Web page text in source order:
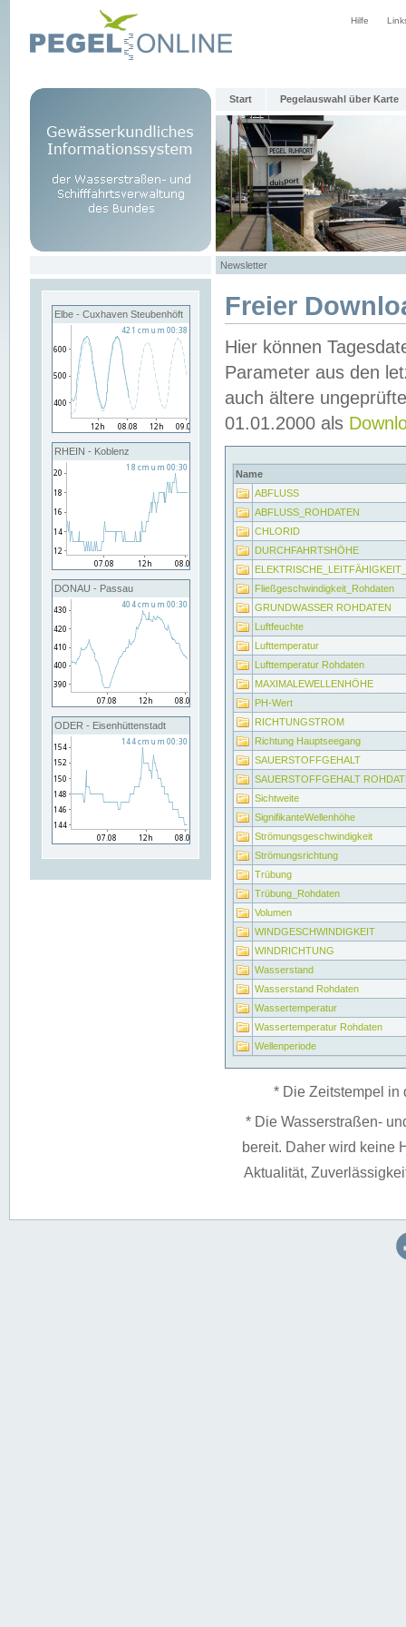
Hilfe
Start Pegelauswahl über Karte
Newsletter
Elbe - Cuxhaven Steubenhöft
RHEIN - Koblenz
DONAU - Passau
ODER - Eisenhüttenstadt
Freier
Hier können
Parameter aus den
auch ältere
01.01.2000 als
Name
ABFLUSS
ABFLUSS_ROHDATEN
CHLORID
DURCHFAHRTSHÖHE
Fließgeschwindigkeit_Rohdaten
GRUNDWASSER ROHDATEN
Luftfeuchte
Lufttemperatur
Lufttemperatur Rohdaten
MAXIMALEWELLENHÖHE
PH-Wert
RICHTUNGSTROM
Richtung Hauptseegang
SAUERSTOFFGEHALT
SAUERSTOFFGEHALT
Sichtweite
SignifikanteWellenhöhe
Strömungsgeschwindigkeit
Strömungsrichtung
Trübung
Trübung_Rohdaten
Volumen
WINDGESCHWINDIGKEIT
WINDRICHTUNG
Wasserstand
Wasserstand Rohdaten
Wassertemperatur
Wassertemperatur Rohdaten
Wellenperiode
* Die Zeitstempel in
* Die Wasserstraßen-
bereit. Daher wird keine
Aktualität,